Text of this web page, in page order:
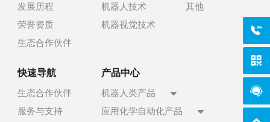
发展历程
荣誉资质
生态合作伙伴
机器人技术
机器视觉技术
其他
快速导航
生态合作伙伴
服务与支持
产品中心
机器人类产品
应用化学自动化产品
在